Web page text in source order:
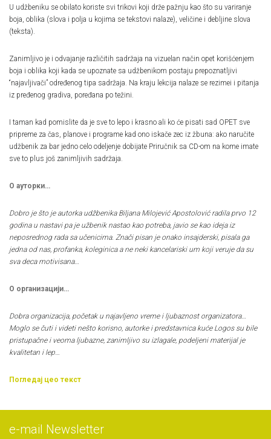
U udžbeniku se obilato koriste svi trikovi koji drže pažnju kao što su variranje
boja, oblika (slova i polja u kojima se tekstovi nalaze), veličine i debljine slova
(teksta).
Zanimljivo je i odvajanje različitih sadržaja na vizuelan način opet korišćenjem
boja i oblika koji kada se upoznate sa udžbenikom postaju prepoznatljivi
“najavljivači” određenog tipa sadržaja. Na kraju lekcija nalaze se rezimei i pitanja
iz pređenog gradiva, poređana po težini.
I taman kad pomislite da je sve to lepo i krasno ali ko će pisati sad OPET sve
pripreme za čas, planove i programe kad ono iskače zec iz žbuna: ako naručite
udžbenik za bar jedno celo odeljenje dobijate Priručnik sa CD-om na kome imate
sve to plus još zanimljivih sadržaja.
О ауторки…
Dobro je što je autorka udžbenika Biljana Milojević Apostolović radila prvo 12
godina u nastavi pa je užbenik nastao kao potreba, javio se kao ideja iz
neposrednog rada sa učenicima. Znači pisan je onako insajderski, pisala ga
jedna od nas, profanka, koleginica a ne neki kancelariski um koji veruje da su
sva deca motivisana…
О организацији…
Dobra organizacija, početak u najavljeno vreme i ljubaznost organizatora…
Moglo se čuti i videti nešto korisno, autorke i predstavnica kuće Logos su bile
pristupačne i veoma ljubazne, zanimljivo su izlagale, podeljeni materijal je
kvalitetan i lep…
Погледај цео текст
е-mail Newsletter